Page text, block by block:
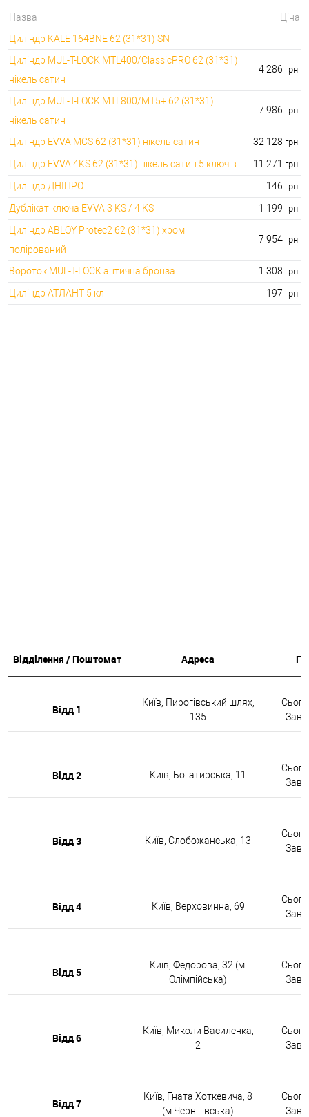
🔐Аксесуари для серцевин:
🔑 самий дешевий: 30.00 грн. самий дорогий:
Назва
Ціна
Циліндр KALE 164BNE 62 (31*31) SN
Циліндр MUL-T-LOCK MTL400/ClassicPRO 62 (31*31)
нікель сатин
4 286 грн.
Циліндр MUL-T-LOCK MTL800/MT5+ 62 (31*31)
нікель сатин
7 986 грн.
Циліндр EVVA MCS 62 (31*31) нікель сатин 32 128 грн.
Циліндр EVVA 4KS 62 (31*31) нікель сатин 5 ключів 11 271 грн.
Циліндр ДНІПРО 146 грн.
Дублікат ключа EVVA 3 KS / 4 KS 1 199 грн.
Циліндр ABLOY Protec2 62 (31*31) хром
полірований
7 954 грн.
Вороток MUL-T-LOCK антична бронза 1 308 грн.
Циліндр АТЛАНТ 5 кл 197 грн.
Відділення / Поштомат Адреса
Відд 1
Київ, Пирогівський шлях,
135
Відд 2 Київ, Богатирська, 11
Відд 3 Київ, Слобожанська, 13
Відд 4 Київ, Верховинна, 69
Відд 5
Київ, Федорова, 32 (м.
Олімпійська)
Відд 6
Київ, Миколи Василенка,
2
Відд 7
Київ, Гната Хоткевича, 8
(м.Чернігівська)